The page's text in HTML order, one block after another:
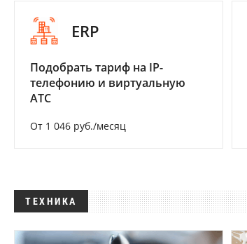
ERP
Подобрать тариф на IP-
телефонию и виртуальную
АТС
От 1 046 руб./месяц
ТЕХНИКА